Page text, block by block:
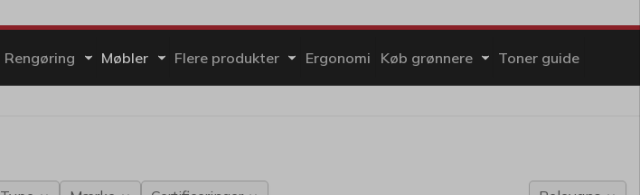
Rengøring Møbler Flere produkter Ergonomi Køb grønnere Toner guide